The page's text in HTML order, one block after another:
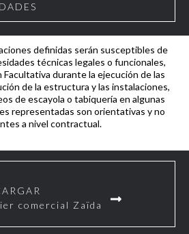
definidas serán susceptibles de
técnicas legales o funcionales,
Facultativa durante la ejecución de las
de la estructura y las instalaciones,
de escayola o tabiquería en algunas
representadas son orientativas y no
a nivel contractual.
comercial Zaïda